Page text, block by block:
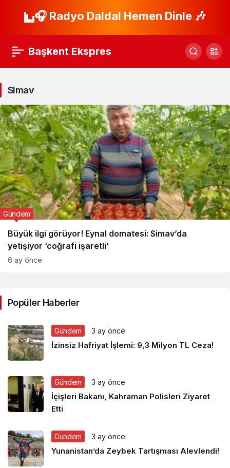
🎧 Radyo Daldal Hemen Dinle 🎶
Başkent Ekspres
Simav
Büyük ilgi görüyor! Eynal domatesi: Simav’da
yetişiyor ‘coğrafi işaretli’
Gündem
6 ay önce
Popüler Haberler
Gündem 3 ay önce
İzinsiz Hafriyat İşlemi: 9,3 Milyon TL Ceza!
Gündem 3 ay önce
İçişleri Bakanı, Kahraman Polisleri Ziyaret
Etti
Gündem 3 ay önce
Yunanistan’da Zeybek Tartışması Alevlendi!